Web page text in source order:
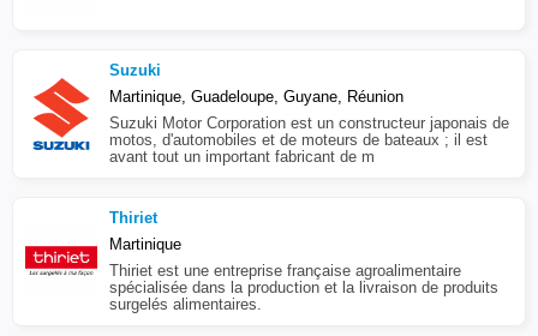
Suzuki
Martinique, Guadeloupe, Guyane, Réunion
Suzuki Motor Corporation est un constructeur japonais de
motos, d'automobiles et de moteurs de bateaux ; il est
avant tout un important fabricant de m
Thiriet
Martinique
Thiriet est une entreprise française agroalimentaire
spécialisée dans la production et la livraison de produits
surgelés alimentaires.